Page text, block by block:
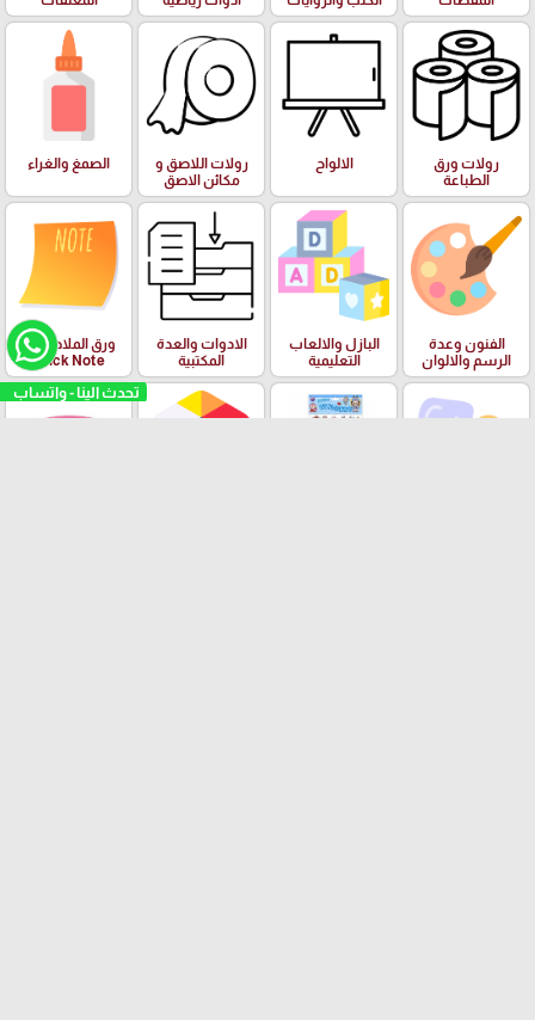
تحدث الينا - واتساب
رولات ورق
الطباعة
الالواح
رولات اللاصق و
مكائن الاصق
الصمغ والغراء
الفنون وعدة
الرسم والالوان
البازل والالعاب
التعليمية
الادوات والعدة
المكتبية
ورق الملاحظات
Stick Note